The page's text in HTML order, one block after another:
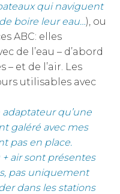
qui naviguent
boire leur eau…), ou
ABC: elles
de l’eau – d’abord
et de l’air. Les
utilisables avec
qu’une
galéré avec mes
pas en place.
air sont présentes
pas uniquement
dans les stations